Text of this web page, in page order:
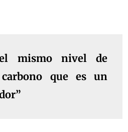
mismo nivel de
que es un